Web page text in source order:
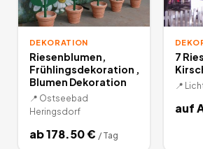
DEKORATION
Riesenblumen,
Frühlingsdekoration ,
Blumen Dekoration
📍 Ostseebad
Heringsdorf
ab178.50€ / Tag
7
📍
auf